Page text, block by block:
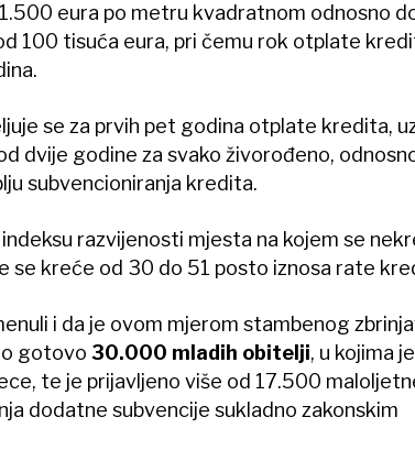
eura po metru kvadratnom odnosno
100 tisuća eura, pri čemu rok otplate
se za prvih pet godina otplate kredita,
dvije godine za svako živorođeno,
subvencioniranja kredita.
razvijenosti mjesta na kojem se
se kreće od 30 do 51 posto iznosa rate
i da je ovom mjerom stambenog
gotovo 30.000 mladih obitelji, u kojima je
te je prijavljeno više od 17.500
dodatne subvencije sukladno zakonskim